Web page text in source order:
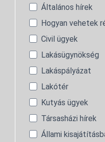
Általános hírek
Hogyan vehetek
Civil ügyek
Lakásügynökség
Lakáspályázat
Lakótér
Kutyás ügyek
Társasházi hírek
Állami